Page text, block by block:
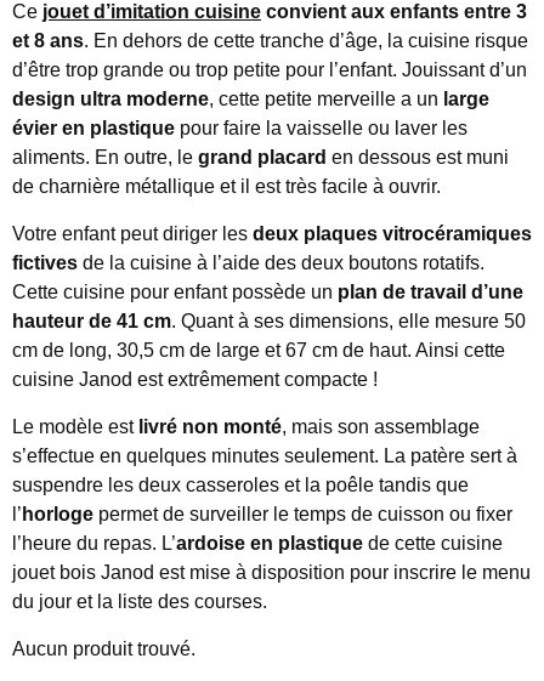
Ce jouet d’imitation cuisine convient aux enfants entre 3
et 8 ans. En dehors de cette tranche d’âge, la cuisine risque
d’être trop grande ou trop petite pour l’enfant. Jouissant d’un
design ultra moderne, cette petite merveille a un large
évier en plastique pour faire la vaisselle ou laver les
aliments. En outre, le grand placard en dessous est muni
de charnière métallique et il est très facile à ouvrir.
Votre enfant peut diriger les deux plaques vitrocéramiques
fictives de la cuisine à l’aide des deux boutons rotatifs.
Cette cuisine pour enfant possède un plan de travail d’une
hauteur de 41 cm. Quant à ses dimensions, elle mesure 50
cm de long, 30,5 cm de large et 67 cm de haut. Ainsi cette
cuisine Janod est extrêmement compacte !
Le modèle est livré non monté, mais son assemblage
s’effectue en quelques minutes seulement. La patère sert à
suspendre les deux casseroles et la poêle tandis que
l’ horloge permet de surveiller le temps de cuisson ou fixer
l’heure du repas. L’ardoise en plastique de cette cuisine
jouet bois Janod est mise à disposition pour inscrire le menu
du jour et la liste des courses.
Aucun produit trouvé.